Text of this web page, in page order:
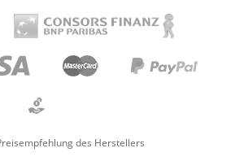
des Herstellers